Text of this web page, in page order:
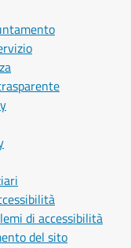
di accessibilità
del sito